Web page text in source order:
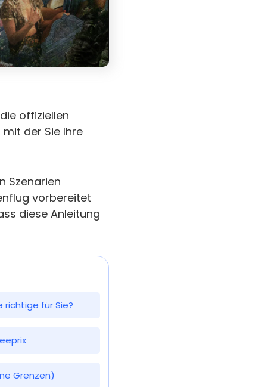
offiziellen
der Sie Ihre
Szenarien
vorbereitet
diese Anleitung
richtige für Sie?
Grenzen)